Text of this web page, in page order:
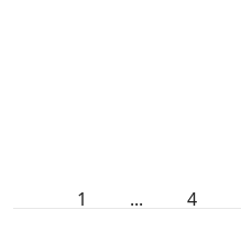
1 ... 4